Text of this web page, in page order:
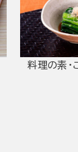
料理の素・